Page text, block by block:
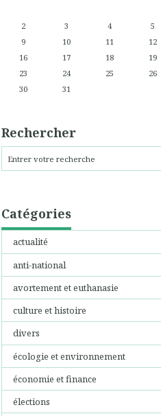
2
3 4 5
9
10 11 12
16
17 18 19
23
24 25 26
30
31
Rechercher
Catégories
actualité
anti-national
avortement et euthanasie
culture et histoire
divers
écologie et environnement
économie et finance
élections